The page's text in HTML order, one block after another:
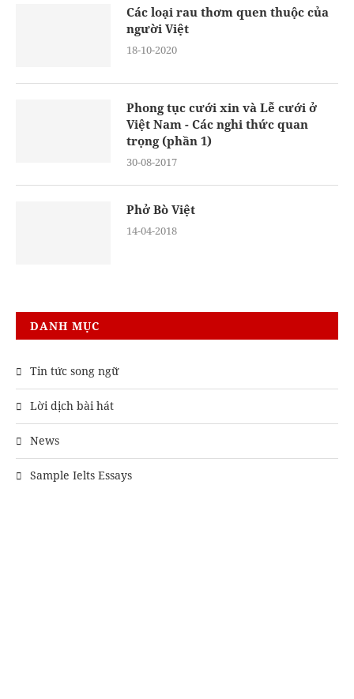
Các loại rau thơm quen thuộc của
người Việt
18-10-2020
Phong tục cưới xin và Lễ cưới ở
Việt Nam - Các nghi thức quan
trọng (phần 1)
30-08-2017
Phở Bò Việt
14-04-2018
DANH MỤC
Tin tức song ngữ
Lời dịch bài hát
News
Sample Ielts Essays